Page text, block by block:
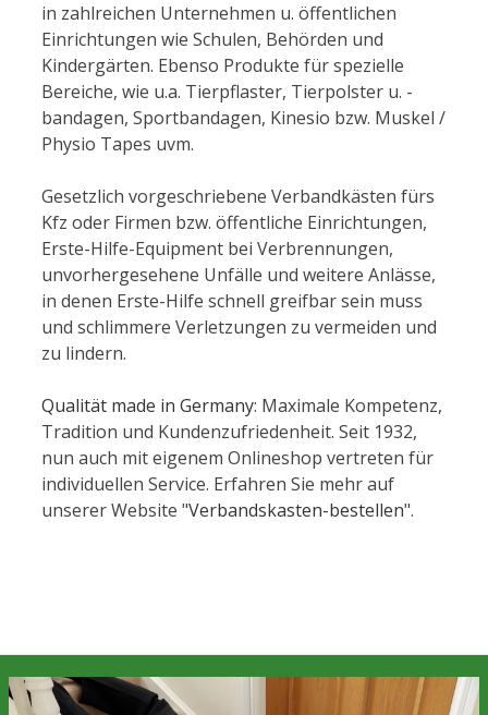
in zahlreichen Unternehmen u. öffentlichen
Einrichtungen wie Schulen, Behörden und
Kindergärten. Ebenso Produkte für spezielle
Bereiche, wie u.a. Tierpflaster, Tierpolster u. -
bandagen, Sportbandagen, Kinesio bzw. Muskel /
Physio Tapes uvm.
Gesetzlich vorgeschriebene Verbandkästen fürs
Kfz oder Firmen bzw. öffentliche Einrichtungen,
Erste-Hilfe-Equipment bei Verbrennungen,
unvorhergesehene Unfälle und weitere Anlässe,
in denen Erste-Hilfe schnell greifbar sein muss
und schlimmere Verletzungen zu vermeiden und
zu lindern.
Qualität made in Germany: Maximale Kompetenz,
Tradition und Kundenzufriedenheit. Seit 1932,
nun auch mit eigenem Onlineshop vertreten für
individuellen Service. Erfahren Sie mehr auf
unserer Website "Verbandskasten-bestellen".